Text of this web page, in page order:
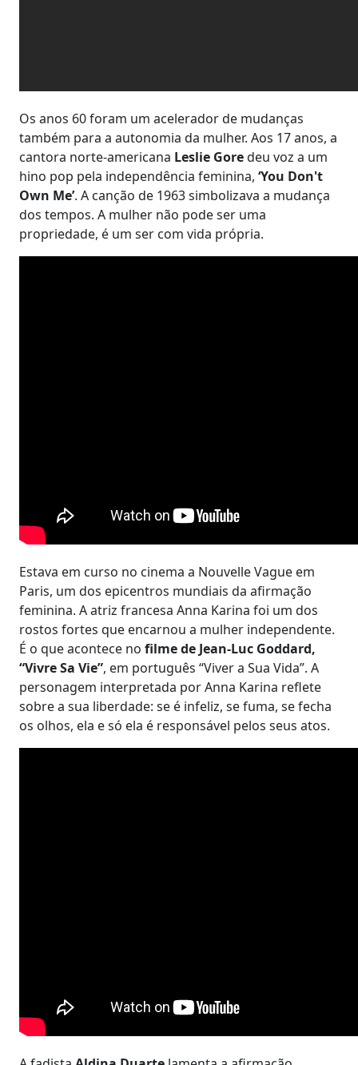
Os anos 60 foram um acelerador de mudanças
também para a autonomia da mulher. Aos 17 anos, a
cantora norte-americana Leslie Goredeu voz a um
hino pop pela independência feminina, ‘You Don't
Own Me’. A canção de 1963 simbolizava a mudança
dos tempos. A mulher não pode ser uma
propriedade, é um ser com vida própria.
Estava em curso no cinema a Nouvelle Vague em
Paris, um dos epicentros mundiais da afirmação
feminina. A atriz francesa Anna Karina foi um dos
rostos fortes que encarnou a mulher independente.
É o que acontece no filme de Jean-Luc Goddard,
“Vivre Sa Vie”, em português “Viver a Sua Vida”. A
personagem interpretada por Anna Karina reflete
sobre a sua liberdade: se é infeliz, se fuma, se fecha
os olhos, ela e só ela é responsável pelos seus atos.